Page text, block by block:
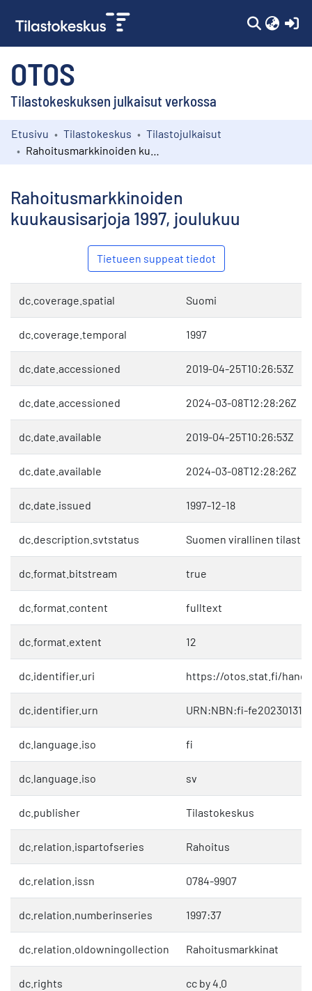
OTOS
Tilastokeskuksen julkaisut verkossa
Kokoelmat
Etusivu Tilastokeskus
Tilastojulkaisut
Rahoitusmarkkinoiden
kuukausisarjoja 1997, joulukuu
Tietueen suppeat tiedot
dc.coverage.spatial Suomi
dc.coverage.temporal 1997
dc.date.accessioned 2019-04-25T10:26:53Z
dc.date.accessioned 2024-03-08T12:28:26Z
dc.date.available 2019-04-25T10:26:53Z
dc.date.available 2024-03-08T12:28:26Z
dc.date.issued 1997-12-18
dc.description.svtstatus Suomen virallinen tilasto
dc.format.bitstream true
dc.format.content fulltext
dc.format.extent 12
dc.identifier.uri https://otos.stat.fi/
dc.identifier.urn URN:NBN:fi-
dc.language.iso fi
dc.language.iso sv
dc.publisher Tilastokeskus
dc.relation.ispartofseries Rahoitus
dc.relation.issn 0784-9907
dc.relation.numberinseries 1997:37
dc.relation.oldowningollection Rahoitusmarkkinat
dc.rights cc by 4.0